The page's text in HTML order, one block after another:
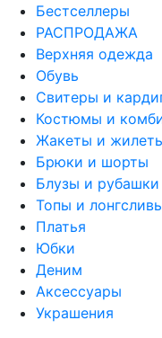
Бестселлеры
РАСПРОДАЖА
Верхняя одежда
Обувь
Свитеры и
Костюмы и
Жакеты и
Брюки и шорты
Блузы и рубашки
Топы и
Платья
Юбки
Деним
Аксессуары
Украшения